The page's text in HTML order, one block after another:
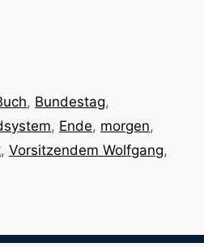
, Bundestag,
, Ende, morgen,
, Vorsitzendem Wolfgang,